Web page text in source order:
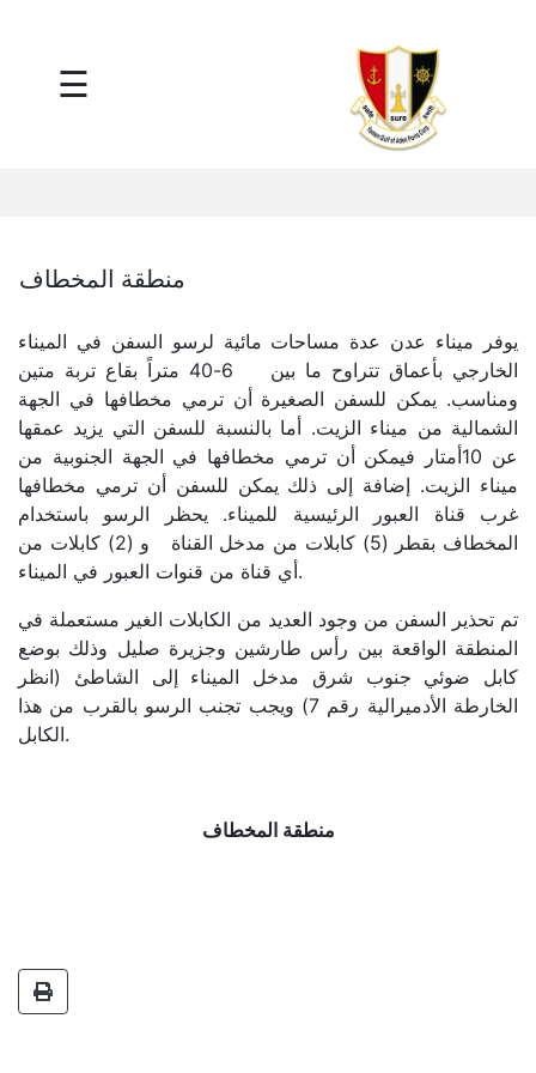
Ships
Statistics
Port
Service
Providers
Ship
Traffic
News
Circulars
Tenders
Maritime
Training
Center
Port
Security
Terminal
Oil
☰
منطقة المخطاف
يوفر ميناء عدن عدة مساحات مائية لرسو السفن في الميناء
الخارجي بأعماق تتراوح ما بين 6-40 متراً بقاع تربة متين
ومناسب. يمكن للسفن الصغيرة أن ترمي مخطافها في الجهة
الشمالية من ميناء الزيت. أما بالنسبة للسفن التي يزيد عمقها
عن 10أمتار فيمكن أن ترمي مخطافها في الجهة الجنوبية من
ميناء الزيت. إضافة إلى ذلك يمكن للسفن أن ترمي مخطافها
غرب قناة العبور الرئيسية للميناء. يحظر الرسو باستخدام
المخطاف بقطر (5) كابلات من مدخل القناة و (2) كابلات من
أي قناة من قنوات العبور في الميناء.
تم تحذير السفن من وجود العديد من الكابلات الغير مستعملة في
المنطقة الواقعة بين رأس طارشين وجزيرة صليل وذلك بوضع
كابل ضوئي جنوب شرق مدخل الميناء إلى الشاطئ (انظر
الخارطة الأدميرالية رقم 7) ويجب تجنب الرسو بالقرب من هذا
الكابل.
منطقة المخطاف